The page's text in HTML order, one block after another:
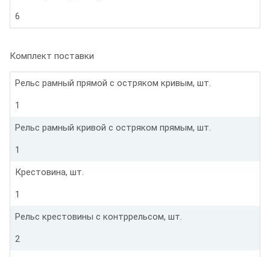
6
Комплект поставки
Рельс рамный прямой с остряком кривым, шт.
1
Рельс рамный кривой с остряком прямым, шт.
1
Крестовина, шт.
1
Рельс крестовины с контррельсом, шт.
2